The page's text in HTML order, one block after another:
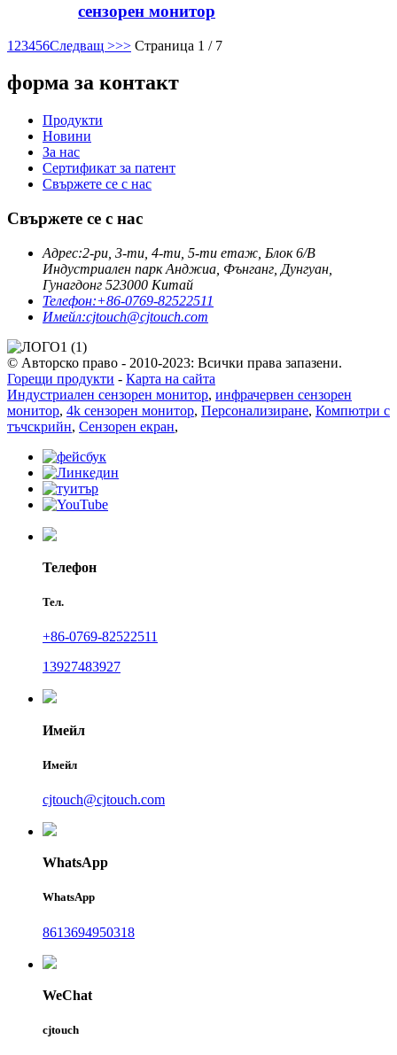
сензорен монитор
1 23456Следващ >>> Страница 1 / 7
форма за контакт
Продукти
Новини
За нас
Сертификат за патент
Свържете се с нас
Свържете се с нас
Адрес:2-ри, 3-ти, 4-ти, 5-ти етаж, Блок 6/B
Индустриален парк Анджиа, Фънганг, Дунгуан,
Гунагдонг 523000 Китай
Телефон:+86-0769-82522511
Имейл:cjtouch@cjtouch.com
© Авторско право - 2010-2023: Всички права запазени.
Горещи продукти - Карта на сайта
Индустриален сензорен монитор, инфрачервен сензорен
монитор, 4k сензорен монитор, Персонализиране, Компютри с
тъчскрийн, Сензорен екран,
Телефон
Тел.
+86-0769-82522511
13927483927
Имейл
Имейл
cjtouch@cjtouch.com
WhatsApp
WhatsApp
8613694950318
WeChat
cjtouch